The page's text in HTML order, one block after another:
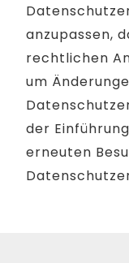
anzupassen,
rechtlichen
um
der
erneuten